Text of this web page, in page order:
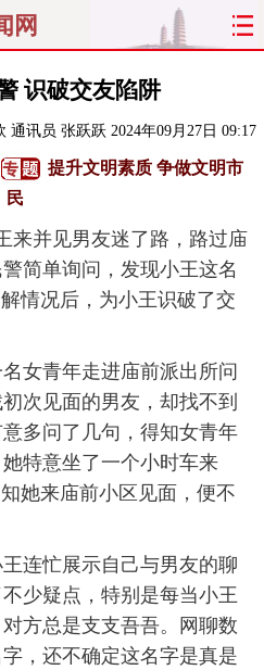
网
太原
文明 出行
政务 教育
最太原 网罗民生
识破交友陷阱
通讯员 张跃跃 2024年09月27日 09:17
提升文明素质 争做文明市
民
并见男友迷了路，路过庙
简单询问，发现小王这名
情况后，为小王识破了交
青年走进庙前派出所问
次见面的男友，却找不到
多问了几句，得知女青年
特意坐了一个小时车来
她来庙前小区见面，便不
忙展示自己与男友的聊
少疑点，特别是每当小王
方总是支支吾吾。网聊数
，还不确定这名字是真是